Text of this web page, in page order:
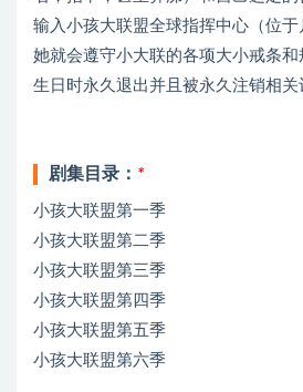
输入小孩大联盟全球指挥中心（位
她就会遵守小大联的各项大小戒条
生日时永久退出并且被永久注销相关
剧集目录： *
小孩大联盟第一季
小孩大联盟第二季
小孩大联盟第三季
小孩大联盟第四季
小孩大联盟第五季
小孩大联盟第六季